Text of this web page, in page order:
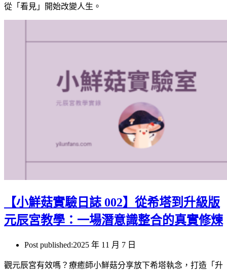
從「看見」開始改變人生。
【小鮮菇實驗日誌 002】從希塔到升級版
元辰宮教學：一場潛意識整合的真實修煉
Post published:2025 年 11 月 7 日
觀元辰宮有效嗎？療癒師小鮮菇分享放下希塔執念，打造「升